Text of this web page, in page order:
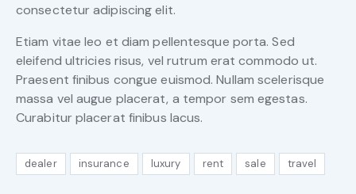
consectetur adipiscing elit.
Etiam vitae leo et diam pellentesque porta. Sed
eleifend ultricies risus, vel rutrum erat commodo ut.
Praesent finibus congue euismod. Nullam scelerisque
massa vel augue placerat, a tempor sem egestas.
Curabitur placerat finibus lacus.
dealer insurance luxury rent sale travel